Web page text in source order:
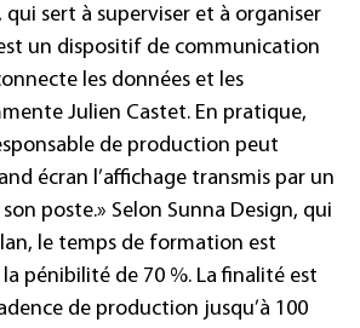
sert à superviser et à organiser
un dispositif de communication
les données et les
Julien Castet. En pratique,
de production peut
écran l’affichage transmis par un
poste.» Selon Sunna Design, qui
le temps de formation est
pénibilité de 70 %. La finalité est
de production jusqu’à 100